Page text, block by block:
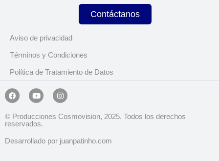
Contáctanos
Aviso de privacidad
Términos y Condiciones
Política de Tratamiento de Datos
© Producciones Cosmovision, 2025. Todos los derechos
reservados.
Desarrollado por juanpatinho.com